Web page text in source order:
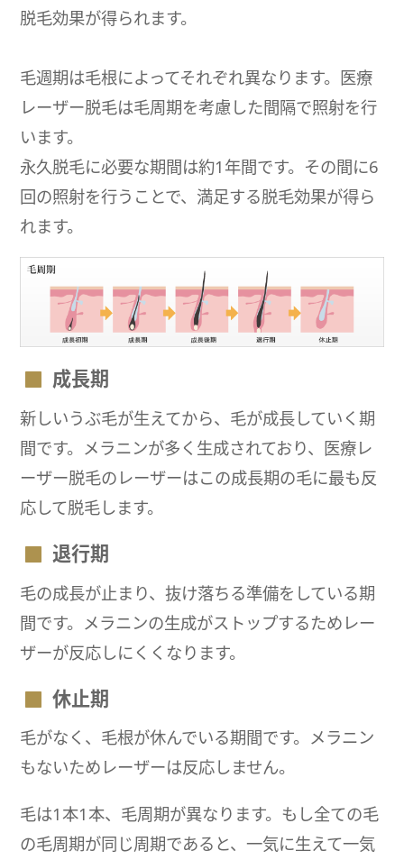
脱毛効果が得られます。
毛週期は毛根によってそれぞれ異なります。医療
レーザー脱毛は毛周期を考慮した間隔で照射を行
います。
永久脱毛に必要な期間は約1年間です。その間に6
回の照射を行うことで、満足する脱毛効果が得ら
れます。
成長期
新しいうぶ毛が生えてから、毛が成長していく期
間です。メラニンが多く生成されており、医療レ
ーザー脱毛のレーザーはこの成長期の毛に最も反
応して脱毛します。
退行期
毛の成長が止まり、抜け落ちる準備をしている期
間です。メラニンの生成がストップするためレー
ザーが反応しにくくなります。
休止期
毛がなく、毛根が休んでいる期間です。メラニン
もないためレーザーは反応しません。
毛は1本1本、毛周期が異なります。もし全ての毛
の毛周期が同じ周期であると、一気に生えて一気